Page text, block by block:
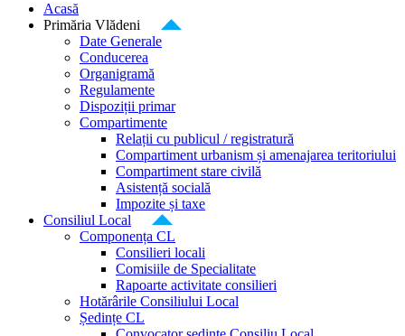
Acasă
Primăria Vlădeni
Date Generale
Conducerea
Organigramă
Regulamente
Dispoziții primar
Compartimente
Relații cu publicul / registratură
Compartiment urbanism și amenajarea teritoriului
Compartiment stare civilă
Asistență socială
Impozite și taxe
Consiliul Local
Componența CL
Consilieri locali
Comisiile de Specialitate
Rapoarte activitate consilieri
Hotărârile Consiliului Local
Ședințe CL